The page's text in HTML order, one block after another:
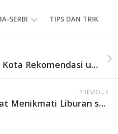
SERBI TIPS DAN TRIK
Tiga Kota Rekomendasi untuk Liburan Keluarga
PREVIOUS
Kiat Menikmati Liburan secara Maksimal Sesuai Budget